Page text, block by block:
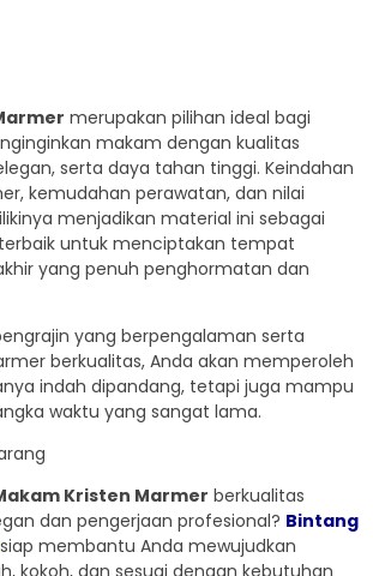
merupakan pilihan ideal bagi
makam dengan kualitas
serta daya tahan tinggi. Keindahan
kemudahan perawatan, dan nilai
menjadikan material ini sebagai
untuk menciptakan tempat
yang penuh penghormatan dan
yang berpengalaman serta
berkualitas, Anda akan memperoleh
indah dipandang, tetapi juga mampu
waktu yang sangat lama.
Kristen Marmer berkualitas
dan pengerjaan profesional? Bintang
siap membantu Anda mewujudkan
kokoh, dan sesuai dengan kebutuhan